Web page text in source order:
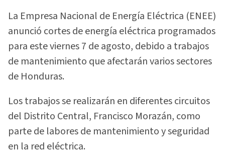
La Empresa Nacional de Energía Eléctrica (ENEE)
anunció cortes de energía eléctrica programados
para este viernes 7 de agosto, debido a trabajos
de mantenimiento que afectarán varios sectores
de Honduras.
Los trabajos se realizarán en diferentes circuitos
del Distrito Central, Francisco Morazán, como
parte de labores de mantenimiento y seguridad
en la red eléctrica.